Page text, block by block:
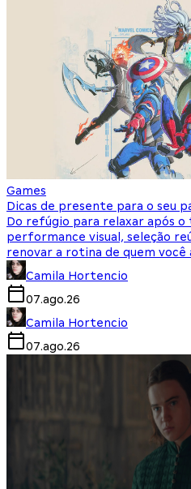
Games
Dicas de presente para o seu
Do refúgio para relaxar após
performance visual, seleção
renovar a rotina de quem você
Camila Hortencio
07.ago.26
Camila Hortencio
07.ago.26